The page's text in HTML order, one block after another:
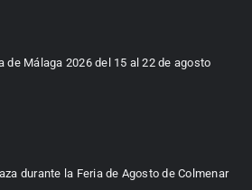
de Málaga 2026 del 15 al 22 de agosto
durante la Feria de Agosto de Colmenar